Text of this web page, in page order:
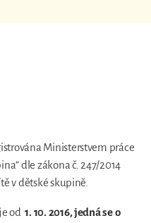
Ministerstvem práce
dle zákona č. 247/2014
v dětské skupině.
od1. 10. 2016, jedná se o